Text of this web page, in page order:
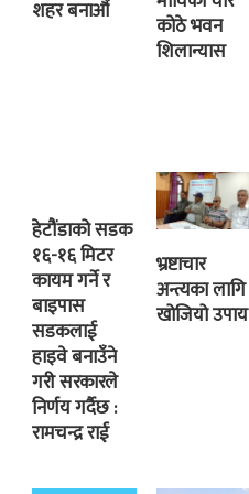
शहर बनाऔं
कोठे भवन
शिलान्यास
हेटौंडाको सडक
१६-१६ मिटर
कायम गर्ने र
बाइपास
सडकलाई
हाइवे बनाउँने
गरी सरकारले
निर्णय गर्दैछ :
रामचन्द्र राई
भ्रष्टाचार
अन्त्यका लागि
खोजियो उपाय